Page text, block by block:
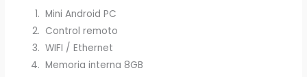
Mini Android PC
Control remoto
WIFI / Ethernet
Memoria interna 8GB